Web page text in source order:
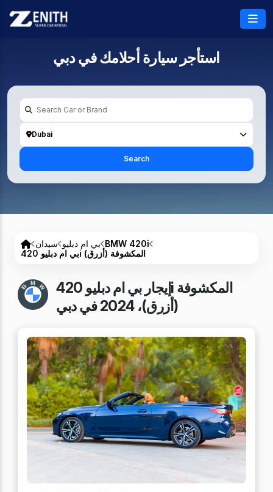
استأجر سيارة أحلامك فيدبي
Dubai
Search
سيدان بي ام دبليو BMW 420i
بي ام دبليو 420i المكشوفة (أزرق)
إيجار بي ام دبليو 420i المكشوفة
(أزرق)، 2024 في دبي